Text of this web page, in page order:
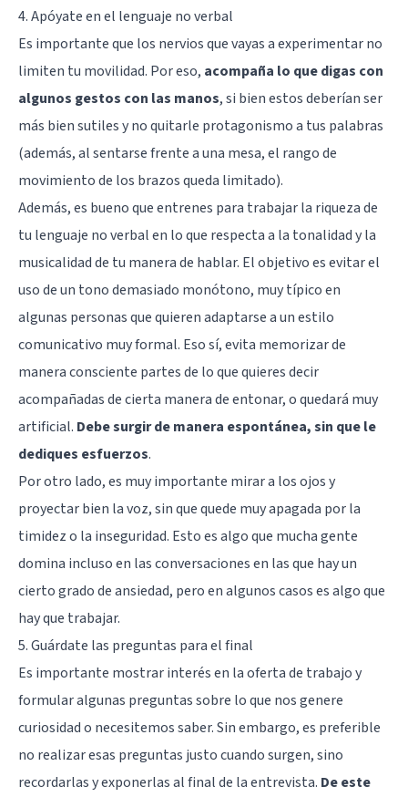
4. Apóyate en el lenguaje no verbal
Es importante que los nervios que vayas a experimentar no
limiten tu movilidad. Por eso, acompaña lo que digas con
algunos gestos con las manos, si bien estos deberían ser
más bien sutiles y no quitarle protagonismo a tus palabras
(además, al sentarse frente a una mesa, el rango de
movimiento de los brazos queda limitado).
Además, es bueno que entrenes para trabajar la riqueza de
tu lenguaje no verbal en lo que respecta a la tonalidad y la
musicalidad de tu manera de hablar. El objetivo es evitar el
uso de un tono demasiado monótono, muy típico en
algunas personas que quieren adaptarse a un estilo
comunicativo muy formal. Eso sí, evita memorizar de
manera consciente partes de lo que quieres decir
acompañadas de cierta manera de entonar, o quedará muy
artificial. Debe surgir de manera espontánea, sin que le
dediques esfuerzos.
Por otro lado, es muy importante mirar a los ojos y
proyectar bien la voz, sin que quede muy apagada por la
timidez o la inseguridad. Esto es algo que mucha gente
domina incluso en las conversaciones en las que hay un
cierto grado de ansiedad, pero en algunos casos es algo que
hay que trabajar.
5. Guárdate las preguntas para el final
Es importante mostrar interés en la oferta de trabajo y
formular algunas preguntas sobre lo que nos genere
curiosidad o necesitemos saber. Sin embargo, es preferible
no realizar esas preguntas justo cuando surgen, sino
recordarlas y exponerlas al final de la entrevista. De este